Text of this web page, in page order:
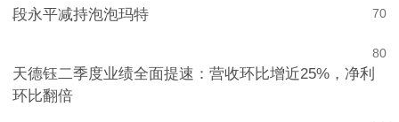
0
7
段永平减持泡泡玛特
0
8
天德钰二季度业绩全面提速：营收环比增近25%，净利
环比翻倍